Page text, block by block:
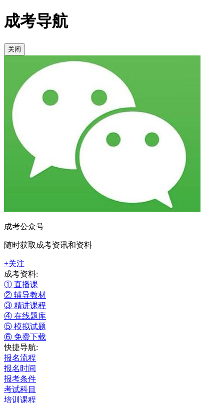
成考导航
关闭
成考公众号
随时获取成考资讯和资料
+关注
成考资料:
① 直播课
② 辅导教材
③ 精讲课程
④ 在线题库
⑤ 模拟试题
⑥ 免费下载
快捷导航:
报名流程
报名时间
报考条件
考试科目
培训课程